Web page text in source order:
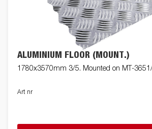
ALUMINIUM FLOOR (MOUNT.)
1780x3570mm 3/5. Mounted on MT-
Art nr